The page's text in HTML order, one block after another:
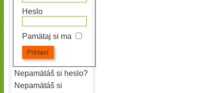
Heslo
Pamätaj si ma
Nepamätáš si heslo?
Nepamätáš si